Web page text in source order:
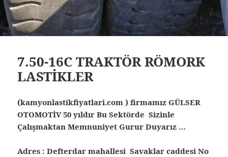
7.50-16C TRAKTÖR RÖMORK
LASTİKLER
(kamyonlastikfiyatlari.com ) firmamız GÜLSER
OTOMOTİV 50 yıldır Bu Sektörde Sizinle
Çalışmaktan Memnuniyet Gurur Duyarız …
Adres : Defterdar mahallesi Savaklar caddesi No